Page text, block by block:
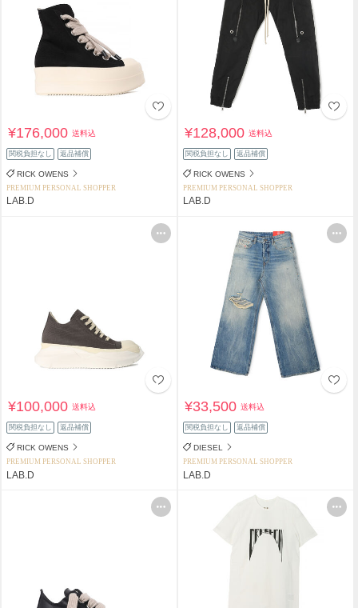
¥176,000送料込
関税負担なし 返品補償
RICK OWENS
PREMIUM PERSONAL SHOPPER
LAB.D
¥128,000送料込
関税負担なし 返品補償
RICK OWENS
PREMIUM PERSONAL SHOPPER
LAB.D
¥100,000送料込
関税負担なし 返品補償
RICK OWENS
PREMIUM PERSONAL SHOPPER
LAB.D
¥33,500送料込
関税負担なし 返品補償
DIESEL
PREMIUM PERSONAL SHOPPER
LAB.D